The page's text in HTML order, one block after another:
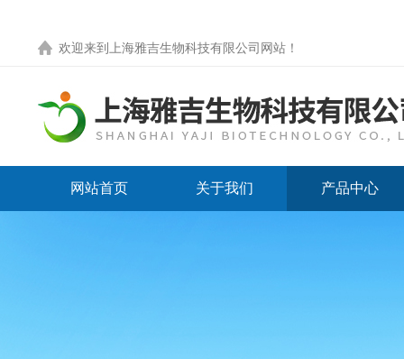
欢迎来到 上海雅吉生物科技有限公司网站 ！
网站首页 关于我们 产品中心